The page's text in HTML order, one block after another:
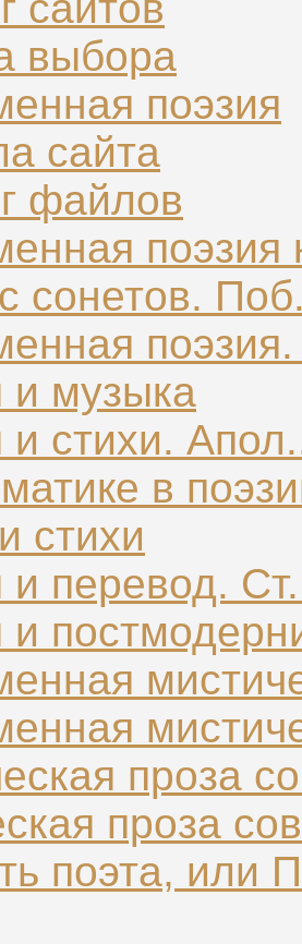
выбора
поэзия
сайта
файлов
поэзия
сонетов.
и музыка
и стихи.
в
стихи
и перевод.
и
проза
проза
поэта, или